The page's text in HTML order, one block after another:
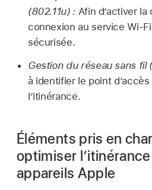
(802.11u) :Afin d’activer la
connexion au serviceWi-Fi
sécurisée.
Gestion du réseau sans fil
à identifier le point
l’itinérance.
Éléments pris en
optimiser
appareils Apple